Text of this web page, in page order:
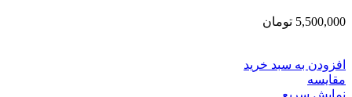
5,500,000 تومان
افزودن به سبد خرید
مقایسه